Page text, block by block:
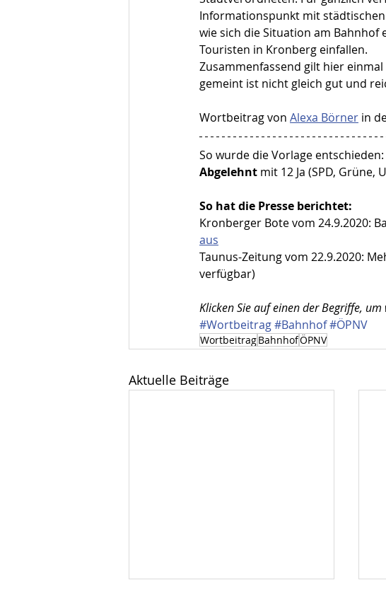
Informationspunkt mit städtischen
wie sich die Situation am
Touristen in Kronberg einfallen.
Zusammenfassend gilt hier
gemeint ist nicht gleich gut und
Wortbeitrag von Alexa Börner in
So wurde die Vorlage entschieden:
Abgelehnt mit 12 Ja (SPD, Grüne,
So hat die Presse berichtet:
Kronberger Bote vom 24.9.2020:
aus
Taunus-Zeitung vom 22.9.2020:
verfügbar)
Klicken Sie auf einen der Begriffe,
#Wortbeitrag#Bahnhof#ÖPNV
WortbeitragBahnhofÖPNV
Aktuelle Beiträge